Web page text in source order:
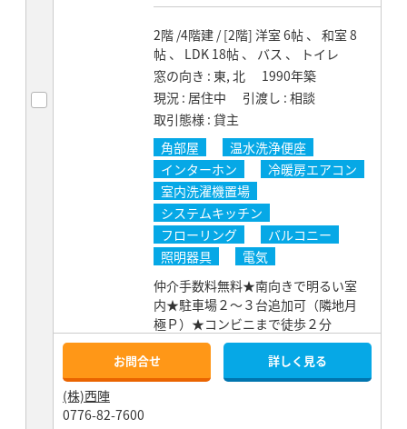
2階 /4階建 / [2階] 洋室 6帖 、 和室 8
帖 、 LDK 18帖 、 バス 、 トイレ
窓の向き
東, 北
1990年築
現況 居住中 引渡し 相談
取引態様 貸主
角部屋
温水洗浄便座
インターホン
冷暖房エアコン
室内洗濯機置場
システムキッチン
フローリング
バルコニー
照明器具
電気
仲介手数料無料★南向きで明るい室
内★駐車場２～３台追加可（隣地月
極Ｐ）★コンビニまで徒歩２分
お問合せ 詳しく見る
(株)西陣
0776-82-7600